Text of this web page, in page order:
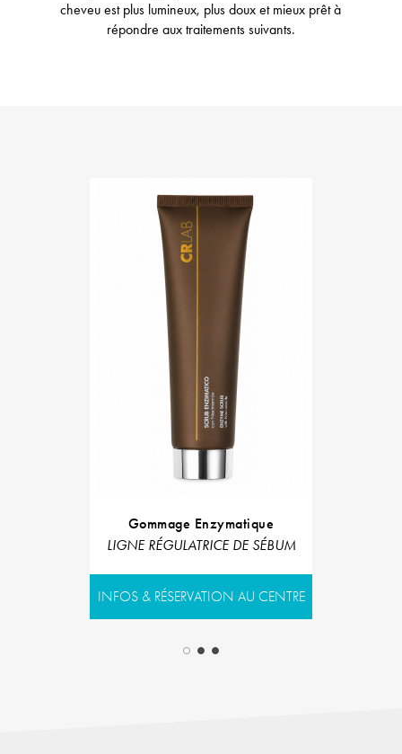
cheveu est plus lumineux, plus doux et mieux prêt à
répondre aux traitements suivants.
Gommage Enzymatique
LIGNE RÉGULATRICE DE SÉBUM
INFOS & RÉSERVATION AU CENTRE